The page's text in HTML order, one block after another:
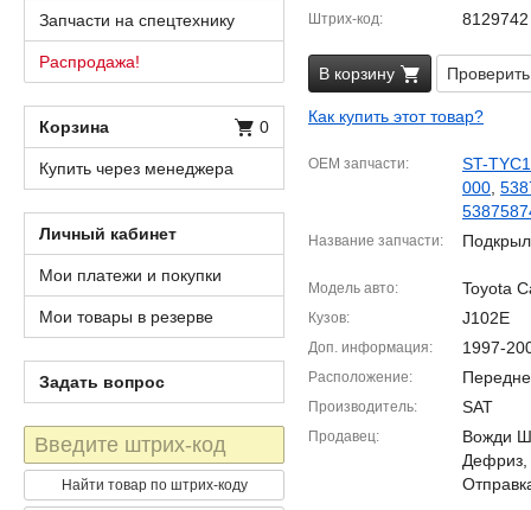
Штрих-код 8129742
В корзину
Как купить этот товар?
OEM запчасти
ST-
000
Название запчасти
Модель авто Toyota
Кузов J102E
Доп. информация 1997-
Расположение
Производитель SAT
Продавец
Вожди
Дефриз,
Запчасти на спецтехнику
Распродажа!
Корзина 0
Купить через менеджера
Личный кабинет
Мои платежи и покупки
Мои товары в резерве
Задать вопрос
Штрих-
код
Найти товар по штрих-коду